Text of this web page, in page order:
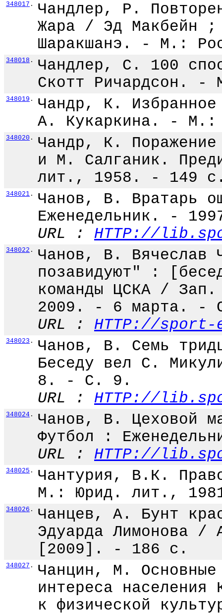
348017 .
Чандлер, Р.
Жара / Эд Макбейн ;
Шаракшанэ. - М.:
348018 .
Чандлер, С. 100
Скотт Ричардсон.
348019 .
Чандр, К.
А. Кукаркина. -
348020 .
Чандр, К.
и М. Салганик.
лит., 1958. - 149
348021 .
Чанов, В. Вратарь
Еженедельник. -
URL : HTTP://
348022 .
Чанов, В. Вячеслав
позавидуют" :
команды ЦСКА /
2009. - 6 марта. -
URL : HTTP://sport-
348023 .
Чанов, В. Семь
Беседу вел С.
8. - С. 9.
URL : HTTP://
348024 .
Чанов, В. Цеховой
Футбол :
URL : HTTP://
348025 .
Чантурия, В.К.
М.: Юрид. лит.,
348026 .
Чанцев, А. Бунт
Эдуарда Лимонова
[2009]. - 186 с.
348027 .
Чанцин, М. Основные
интереса
к физической